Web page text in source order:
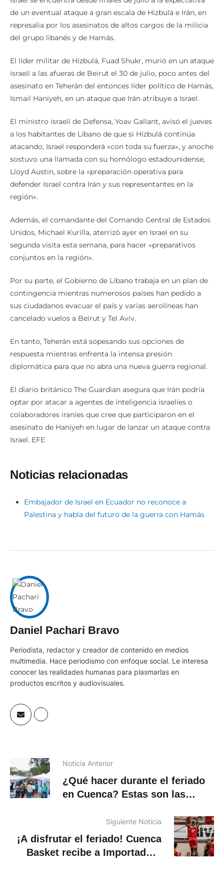
de un eventual ataque a gran escala de Hizbulá e Irán, en
represalia por los asesinatos de altos cargos de la milicia
del grupo libanés y de Hamás.
El líder militar de Hizbulá, Fuad Shukr, murió en un ataque
israelí a las afueras de Beirut el 30 de julio, poco antes del
asesinato en Teherán del entonces líder político de Hamás,
Ismail Haniyeh, en un ataque que Irán atribuye a Israel.
El ministro israelí de Defensa, Yoav Gallant, avisó el jueves
a los habitantes de Líbano de que si Hizbulá continúa
atacando, Israel responderá «con toda su fuerza», y anoche
sostuvo una llamada con su homólogo estadounidense,
Lloyd Austin, sobre la «preparación operativa para
defender Israel contra Irán y sus representantes en la
región».
Además, el comandante del Comando Central de Estados
Unidos, Michael Kurilla, aterrizó ayer en Israel en su
segunda visita esta semana, para hacer «preparativos
conjuntos en la región».
Por su parte, el Gobierno de Líbano trabaja en un plan de
contingencia mientras numerosos países han pedido a
sus ciudadanos evacuar el país y varias aerolíneas han
cancelado vuelos a Beirut y Tel Aviv.
En tanto, Teherán está sopesando sus opciones de
respuesta mientras enfrenta la intensa presión
diplomática para que no abra una nueva guerra regional.
El diario británico The Guardian asegura que Irán podría
optar por atacar a agentes de inteligencia israelíes o
colaboradores iraníes que cree que participaron en el
asesinato de Haniyeh en lugar de lanzar un ataque contra
Israel. EFE
Noticias relacionadas
Embajador de Israel en Ecuador no reconoce a
Palestina y habla del futuro de la guerra con Hamás
Daniel Pachari Bravo
Periodista, redactor y creador de contenido en medios
multimedia. Hace periodismo con enfoque social. Le interesa
conocer las realidades humanas para plasmarlas en
productos escritos y audiovisuales.
Noticia Anterior
¿Qué hacer durante el feriado
en Cuenca? Estas son las
Siguiente Noticia
¡A disfrutar el feriado! Cuenca
Basket recibe a Importadora